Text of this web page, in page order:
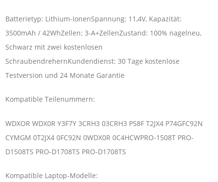
Batterietyp: Lithium-IonenSpannung: 11,4V, Kapazität:
3500mAh / 42WhZellen: 3-A+ZellenZustand: 100% nagelneu,
Schwarz mit zwei kostenlosen
SchraubendrehernKundendienst: 30 Tage kostenlose
Testversion und 24 Monate Garantie
Kompatible Teilenummern:
WDXOR WDX0R Y3F7Y 3CRH3 03CRH3 P58F T2JX4 P74GFC92N
CYMGM 0T2JX4 0FC92N 0WDX0R 0C4HCWPRO-1508T PRO-
D1508TS PRO-D1708TS PRO-D1708TS
Kompatible Laptop-Modelle: